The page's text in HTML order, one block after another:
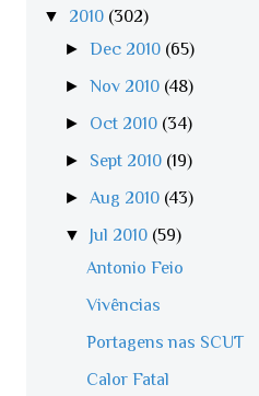
▼ 2010 (302)
►Dec 2010 (65)
►Nov 2010 (48)
► Oct 2010 (34)
► Sept 2010 (19)
► Aug 2010 (43)
▼ Jul 2010 (59)
Antonio Feio
Vivências
Portagens nas SCUT
Calor Fatal